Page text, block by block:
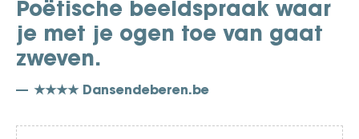
Poëtische beeldspraak waar
je met je ogen toe van gaat
zweven.
★★★★ Dansendeberen.be
Video